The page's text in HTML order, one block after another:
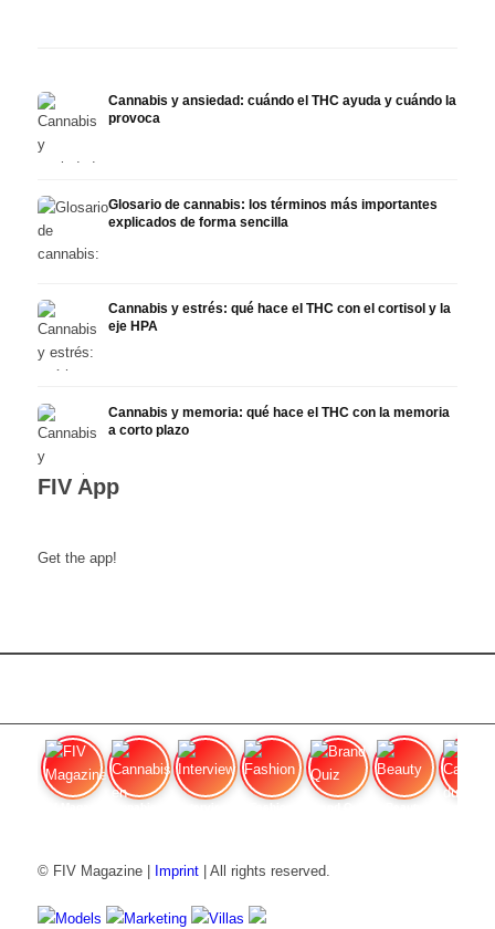
Cannabis y ansiedad: cuándo el THC ayuda y cuándo la
provoca
Glosario de cannabis: los términos más importantes
explicados de forma sencilla
Cannabis y estrés: qué hace el THC con el cortisol y la
eje HPA
Cannabis y memoria: qué hace el THC con la memoria
a corto plazo
FIV App
Get the app!
© FIV Magazine | Imprint| All rights reserved.
Models Marketing Villas